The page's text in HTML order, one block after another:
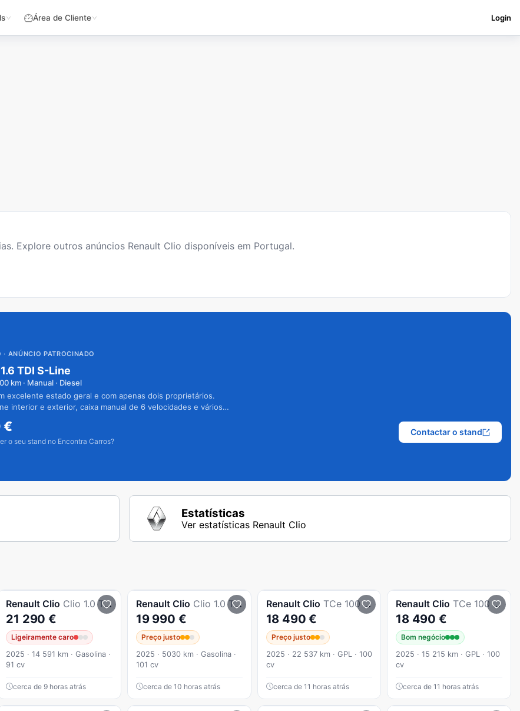
Área de Cliente Login
. Explore outros anúncios Renault Clio disponíveis em Portugal.
· ANÚNCIO PATROCINADO
TDI S-Line
km · Manual · Diesel
excelente estado geral e com apenas dois proprietários.
interior e exterior, caixa manual de 6 velocidades e vários
€
o seu stand no Encontra Carros?
Contactar o stand
Estatísticas
Ver estatísticas Renault Clio
Renault Clio Clio 1.0 TCe Esprit Alpine
21 290 €
Ligeiramente caro
2025 · 14 591 km · Gasolina ·
91 cv
cerca de 9 horas atrás
Renault Clio Clio 1.0 TCe Evolution Bi-Fuel
19 990 €
Preço justo
2025 · 5030 km · Gasolina ·
101 cv
cerca de 10 horas atrás
Renault Clio TCe 100 Bi-Fuel Evolution
18 490 €
Preço justo
2025 · 22 537 km · GPL · 100
cv
cerca de 11 horas atrás
Renault Clio TCe 100 Bi-Fuel Evolution
18 490 €
Bom negócio
2025 · 15 215 km · GPL · 100
cv
cerca de 11 horas atrás